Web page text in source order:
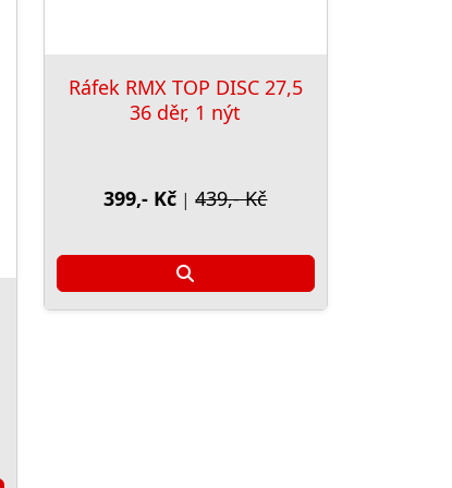
Ráfek RMX TOP DISC 27,5
36 děr, 1 nýt
399,- Kč |439,- Kč